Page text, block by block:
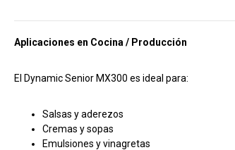
Aplicaciones en Cocina / Producción
El Dynamic Senior MX300 es ideal para:
Salsas y aderezos
Cremas y sopas
Emulsiones y vinagretas